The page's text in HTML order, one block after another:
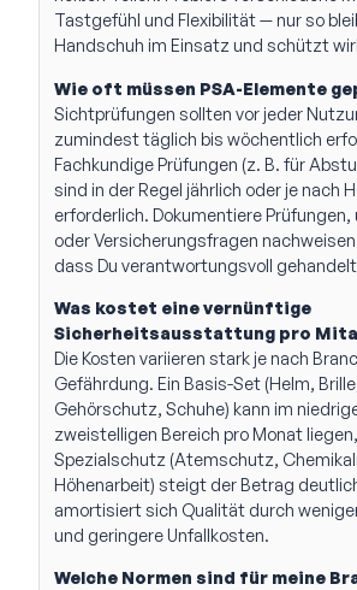
Tastgefühl und Flexibilität — nur so
Handschuh im Einsatz und schützt
Wie oft müssen PSA-Elemente
Sichtprüfungen sollten vor jeder
zumindest täglich bis wöchentlich
Fachkundige Prüfungen (z. B. für
sind in der Regel jährlich oder je nach
erforderlich. Dokumentiere Prüfungen,
oder Versicherungsfragen
dass Du verantwortungsvoll
Was kostet eine vernünftige
Sicherheitsausstattung pro
Die Kosten variieren stark je nach
Gefährdung. Ein Basis-Set (Helm,
Gehörschutz, Schuhe) kann im
zweistelligen Bereich pro Monat
Spezialschutz (Atemschutz,
Höhenarbeit) steigt der Betrag
amortisiert sich Qualität durch
und geringere Unfallkosten.
Welche Normen sind für meine